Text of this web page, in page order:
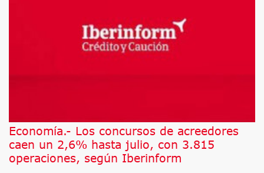
Economía.- Los concursos de acreedores
caen un 2,6% hasta julio, con 3.815
operaciones, según Iberinform